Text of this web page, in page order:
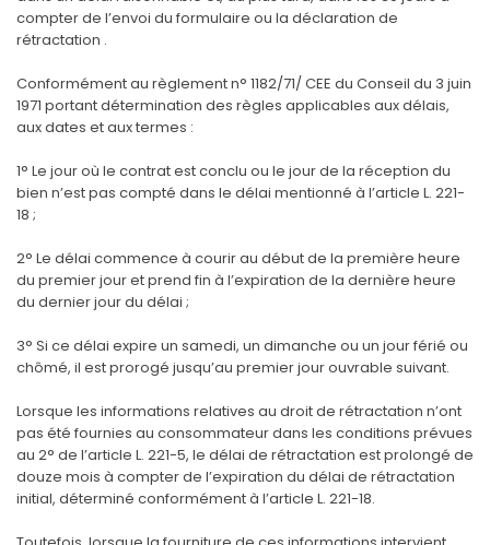
compter de l’envoi du formulaire ou la déclaration de
rétractation .
Conformément au règlement n° 1182/71/ CEE du Conseil du 3 juin
1971 portant détermination des règles applicables aux délais,
aux dates et aux termes :
1° Le jour où le contrat est conclu ou le jour de la réception du
bien n’est pas compté dans le délai mentionné à l’article L. 221-
18 ;
2° Le délai commence à courir au début de la première heure
du premier jour et prend fin à l’expiration de la dernière heure
du dernier jour du délai ;
3° Si ce délai expire un samedi, un dimanche ou un jour férié ou
chômé, il est prorogé jusqu’au premier jour ouvrable suivant.
Lorsque les informations relatives au droit de rétractation n’ont
pas été fournies au consommateur dans les conditions prévues
au 2° de l’article L. 221-5, le délai de rétractation est prolongé de
douze mois à compter de l’expiration du délai de rétractation
initial, déterminé conformément à l’article L. 221-18.